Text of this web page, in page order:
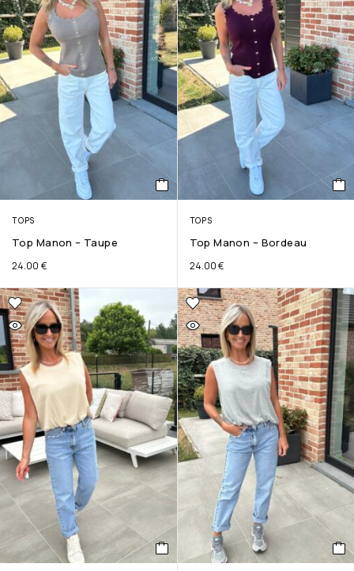
TOPS
Top Manon – Taupe
24.00 €
TOPS
Top Manon – Bordeau
24.00€